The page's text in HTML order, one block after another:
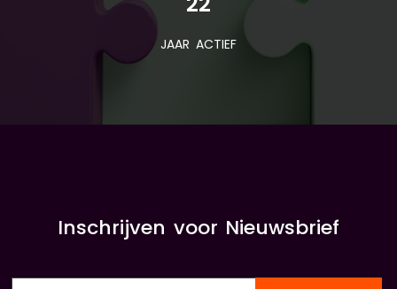
JAAR ACTIEF
Inschrijven voor Nieuwsbrief